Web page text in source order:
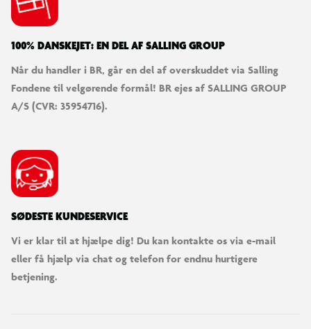
100% DANSKEJET: EN DEL AF SALLING GROUP
Når du handler i BR, går en del af overskuddet via Salling
Fondene til velgørende formål! BR ejes af SALLING GROUP
A/S (CVR: 35954716).
SØDESTE KUNDESERVICE
Vi er klar til at hjælpe dig! Du kan kontakte os via e-mail
eller få hjælp via chat og telefon for endnu hurtigere
betjening.